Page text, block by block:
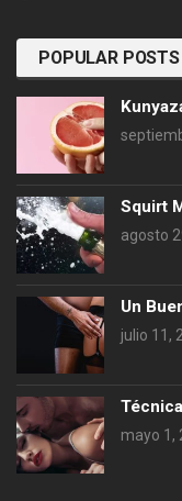
POPULAR POSTS
Squirt
agosto
Un
julio 11,
mayo 1,